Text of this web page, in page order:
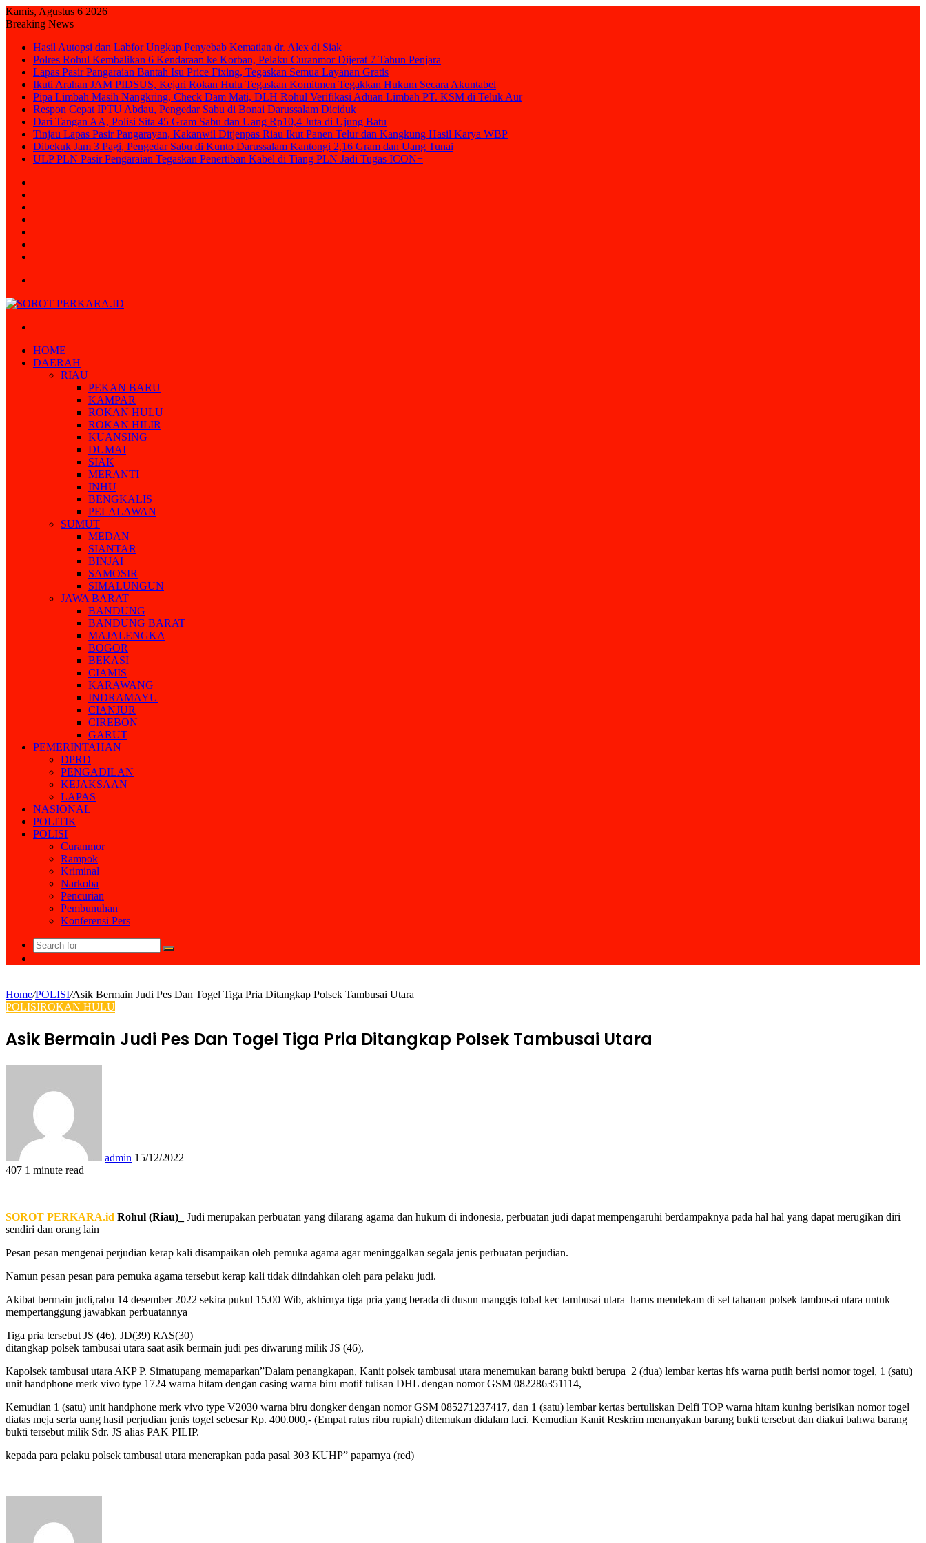
Kamis, Agustus 6 2026
Breaking News
Hasil Autopsi dan Labfor Ungkap Penyebab Kematian dr. Alex di Siak
Polres Rohul Kembalikan 6 Kendaraan ke Korban, Pelaku Curanmor Dijerat 7 Tahun Penjara
Lapas Pasir Pangaraian Bantah Isu Price Fixing, Tegaskan Semua Layanan Gratis
Ikuti Arahan JAM PIDSUS, Kejari Rokan Hulu Tegaskan Komitmen Tegakkan Hukum Secara Akuntabel
Pipa Limbah Masih Nangkring, Check Dam Mati, DLH Rohul Verifikasi Aduan Limbah PT. KSM di Teluk Aur
Respon Cepat IPTU Abdau, Pengedar Sabu di Bonai Darussalam Diciduk
Dari Tangan AA, Polisi Sita 45 Gram Sabu dan Uang Rp10,4 Juta di Ujung Batu
Tinjau Lapas Pasir Pangarayan, Kakanwil Ditjenpas Riau Ikut Panen Telur dan Kangkung Hasil Karya WBP
Dibekuk Jam 3 Pagi, Pengedar Sabu di Kunto Darussalam Kantongi 2,16 Gram dan Uang Tunai
ULP PLN Pasir Pengaraian Tegaskan Penertiban Kabel di Tiang PLN Jadi Tugas ICON+
HOME
DAERAH
RIAU
PEKAN BARU
KAMPAR
ROKAN HULU
ROKAN HILIR
KUANSING
DUMAI
SIAK
MERANTI
INHU
BENGKALIS
PELALAWAN
SUMUT
MEDAN
SIANTAR
BINJAI
SAMOSIR
SIMALUNGUN
JAWA BARAT
BANDUNG
BANDUNG BARAT
MAJALENGKA
BOGOR
BEKASI
CIAMIS
KARAWANG
INDRAMAYU
CIANJUR
CIREBON
GARUT
PEMERINTAHAN
DPRD
PENGADILAN
KEJAKSAAN
LAPAS
NASIONAL
POLITIK
POLISI
Curanmor
Rampok
Kriminal
Narkoba
Pencurian
Pembunuhan
Konferensi Pers
Search
for
Home/POLISI/Asik Bermain Judi Pes Dan Togel Tiga Pria Ditangkap Polsek Tambusai Utara
POLISIROKAN HULU
Asik Bermain Judi Pes Dan Togel Tiga Pria Ditangkap Polsek Tambusai Utara
admin 15/12/2022
407 1 minute read
SOROT PERKARA.id Rohul (Riau)_
Judi merupakan perbuatan yang dilarang agama dan hukum di indonesia, perbuatan judi dapat mempengaruhi berdampaknya pada hal hal yang dapat merugikan diri
sendiri dan orang lain
Pesan pesan mengenai perjudian kerap kali disampaikan oleh pemuka agama agar meninggalkan segala jenis perbuatan perjudian.
Namun pesan pesan para pemuka agama tersebut kerap kali tidak diindahkan oleh para pelaku judi.
Akibat bermain judi,rabu 14 desember 2022 sekira pukul 15.00 Wib, akhirnya tiga pria yang berada di dusun manggis tobal kec tambusai utara harus mendekam di sel tahanan polsek tambusai utara untuk
mempertanggung jawabkan perbuatannya
Tiga pria tersebut JS (46), JD(39) RAS(30)
ditangkap polsek tambusai utara saat asik bermain judi pes diwarung milik JS (46),
Kapolsek tambusai utara AKP P. Simatupang memaparkan”Dalam penangkapan, Kanit polsek tambusai utara menemukan barang bukti berupa 2 (dua) lembar kertas hfs warna putih berisi nomor togel, 1 (satu)
unit handphone merk vivo type 1724 warna hitam dengan casing warna biru motif tulisan DHL dengan nomor GSM 082286351114,
Kemudian 1 (satu) unit handphone merk vivo type V2030 warna biru dongker dengan nomor GSM 085271237417, dan 1 (satu) lembar kertas bertuliskan Delfi TOP warna hitam kuning berisikan nomor togel
diatas meja serta uang hasil perjudian jenis togel sebesar Rp. 400.000,- (Empat ratus ribu rupiah) ditemukan didalam laci. Kemudian Kanit Reskrim menanyakan barang bukti tersebut dan diakui bahwa barang
bukti tersebut milik Sdr. JS alias PAK PILIP.
kepada para pelaku polsek tambusai utara menerapkan pada pasal 303 KUHP” paparnya (red)